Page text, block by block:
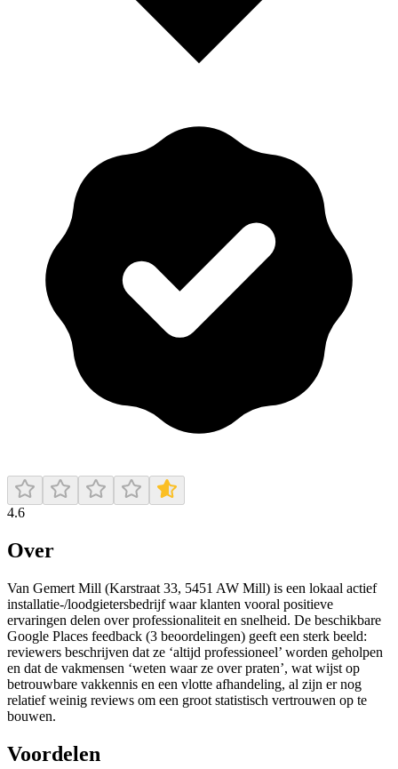
4.6
Over
Van Gemert Mill (Karstraat 33, 5451 AW Mill) is een lokaal actief
installatie-/loodgietersbedrijf waar klanten vooral positieve
ervaringen delen over professionaliteit en snelheid. De beschikbare
Google Places feedback (3 beoordelingen) geeft een sterk beeld:
reviewers beschrijven dat ze ‘altijd professioneel’ worden geholpen
en dat de vakmensen ‘weten waar ze over praten’, wat wijst op
betrouwbare vakkennis en een vlotte afhandeling, al zijn er nog
relatief weinig reviews om een groot statistisch vertrouwen op te
bouwen.
Voordelen